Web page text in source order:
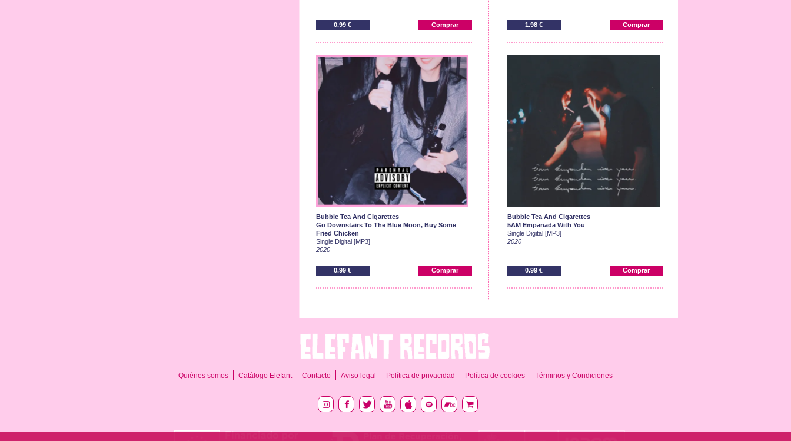
Comprar
0.99 € Comprar
1.98 €
Bubble Tea And Cigarettes
Go Downstairs To The Blue Moon, Buy Some
Fried Chicken
Single Digital [MP3]
2020
Comprar
0.99 €
Bubble Tea And Cigarettes
5AM Empanada With You
Single Digital [MP3]
2020
Comprar
0.99 €
Quiénes somos Catálogo Elefant Contacto Aviso legal Política de privacidad Política de cookies Términos y Condiciones